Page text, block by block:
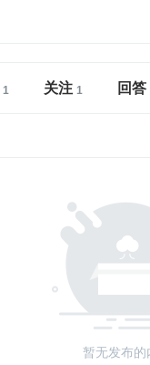
关注 回答
暂无发布的